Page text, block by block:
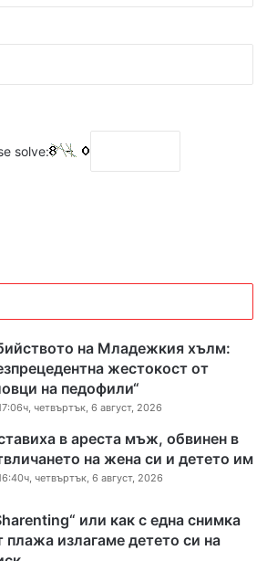
solve:
на Младежкия хълм:
жестокост от
на педофили“
четвъртък, 6 август, 2026
в ареста мъж, обвинен в
на жена си и детето им
четвъртък, 6 август, 2026
или как с една снимка
плажа излагаме детето си на